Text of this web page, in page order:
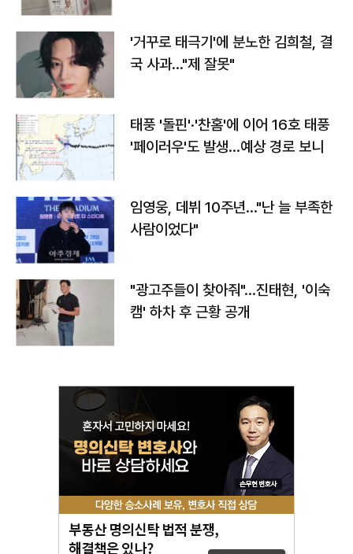
'거꾸로 태극기'에 분노한 김희철, 결
국 사과…"제 잘못"
태풍 '돌핀'·'찬홈'에 이어 16호 태풍
'페이러우'도 발생…예상 경로 보니
임영웅, 데뷔 10주년…"난 늘 부족한
사람이었다"
"광고주들이 찾아줘"…진태현, '이숙
캠' 하차 후 근황 공개